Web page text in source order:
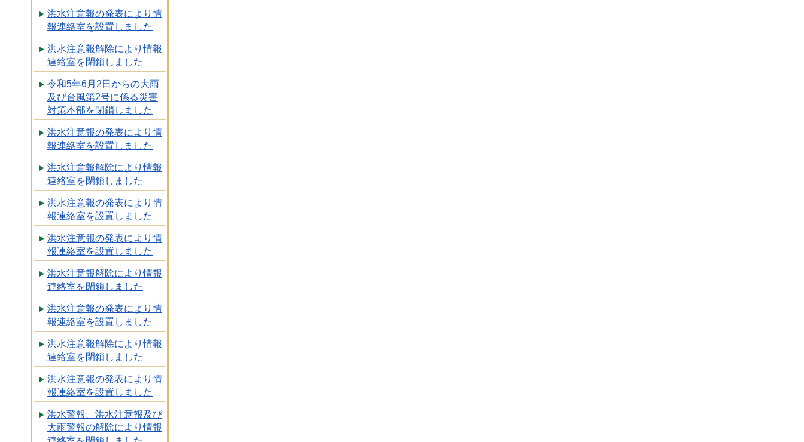
洪水注意報の発表により情
報連絡室を設置しました
洪水注意報解除により情報
連絡室を閉鎖しました
令和5年6月2日からの大雨
及び台風第2号に係る災害
対策本部を閉鎖しました
洪水注意報の発表により情
報連絡室を設置しました
洪水注意報解除により情報
連絡室を閉鎖しました
洪水注意報の発表により情
報連絡室を設置しました
洪水注意報の発表により情
報連絡室を設置しました
洪水注意報解除により情報
連絡室を閉鎖しました
洪水注意報の発表により情
報連絡室を設置しました
洪水注意報解除により情報
連絡室を閉鎖しました
洪水注意報の発表により情
報連絡室を設置しました
洪水警報、洪水注意報及び
大雨警報の解除により情報